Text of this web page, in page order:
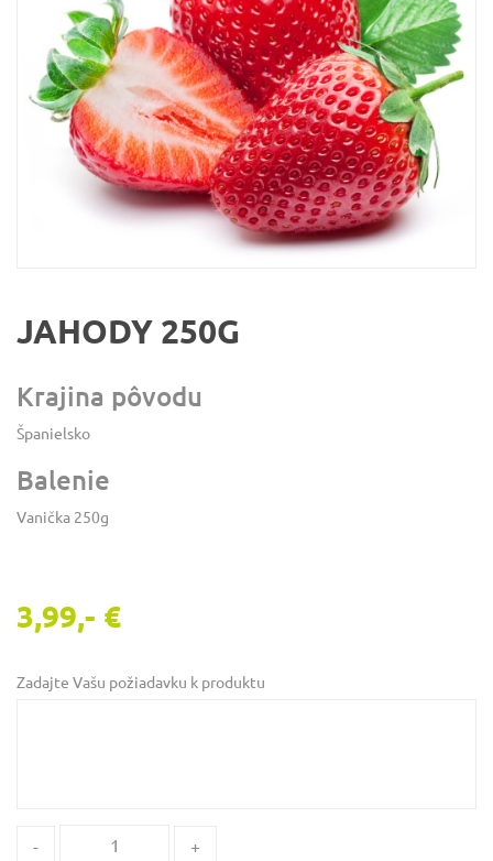
JAHODY 250G
Krajina pôvodu
Španielsko
Balenie
Vanička 250g
3,99,- €
Zadajte Vašu požiadavku k produktu
- +